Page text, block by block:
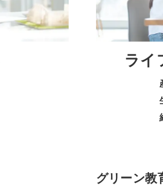
ライ
グリーン教